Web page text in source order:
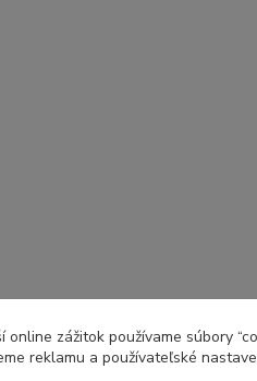
online zážitok používame súbory
reklamu a používateľské